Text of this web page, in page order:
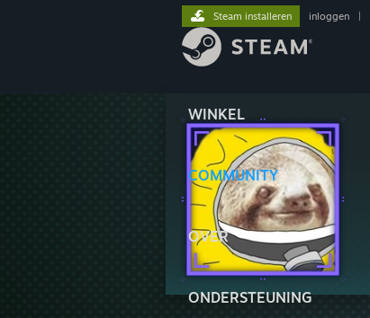
WINKEL
COMMUNITY
OVER
ONDERSTEUNING
Steam installeren inloggen